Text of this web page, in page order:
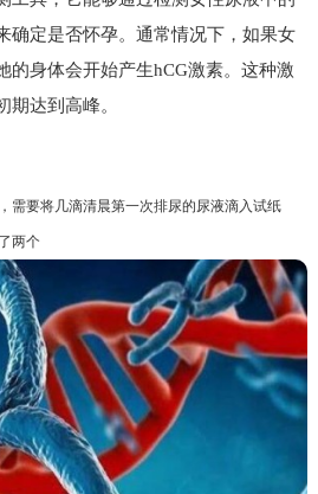
确定是否怀孕。通常情况下，如果女
的身体会开始产生hCG激素。这种激
期达到高峰。
需要将几滴清晨第一次排尿的尿液滴入试纸
两个